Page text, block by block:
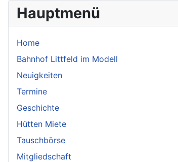
Hauptmenü
Home
Bahnhof Littfeld im Modell
Neuigkeiten
Termine
Geschichte
Hütten Miete
Tauschbörse
Mitgliedschaft